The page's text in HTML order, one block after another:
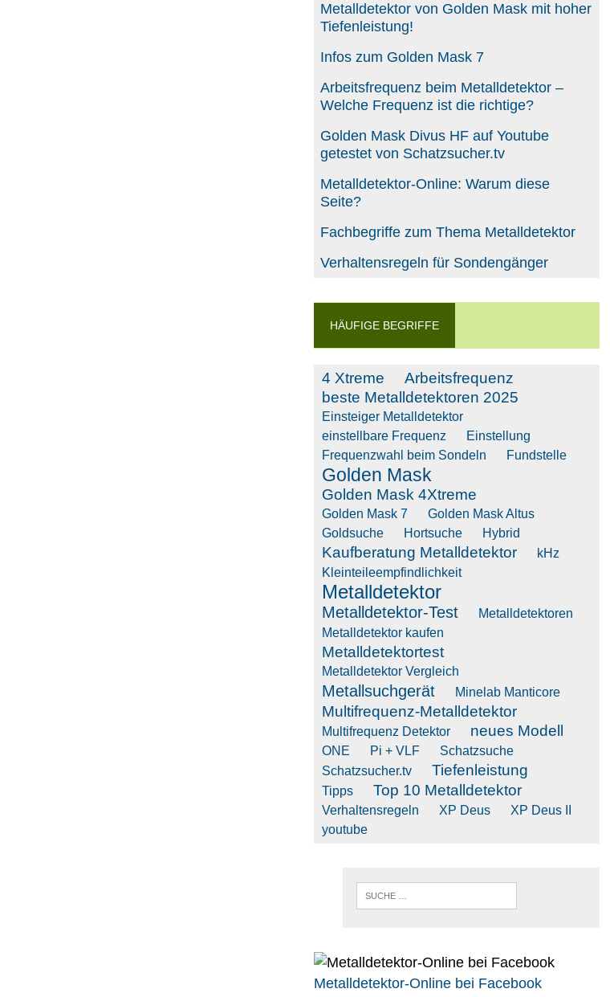
Metalldetektor von Golden Mask mit hoher
Tiefenleistung!
Infos zum Golden Mask 7
Arbeitsfrequenz beim Metalldetektor –
Welche Frequenz ist die richtige?
Golden Mask Divus HF auf Youtube
getestet von Schatzsucher.tv
Metalldetektor-Online: Warum diese
Seite?
Fachbegriffe zum Thema Metalldetektor
Verhaltensregeln für Sondengänger
HÄUFIGE BEGRIFFE
4 Xtreme
Arbeitsfrequenz
beste Metalldetektoren 2025
Einsteiger Metalldetektor
einstellbare Frequenz
Einstellung
Frequenzwahl beim Sondeln
Fundstelle
Golden Mask
Golden Mask 4Xtreme
Golden Mask 7
Golden Mask Altus
Goldsuche
Hortsuche Hybrid
Kaufberatung Metalldetektor
kHz
Kleinteileempfindlichkeit
Metalldetektor
Metalldetektor-Test
Metalldetektoren
Metalldetektor kaufen
Metalldetektortest
Metalldetektor Vergleich
Metallsuchgerät Minelab Manticore
Multifrequenz-Metalldetektor
Multifrequenz Detektor neues Modell
ONE Pi + VLF
Schatzsuche
Schatzsucher.tv
Tiefenleistung
Tipps Top 10 Metalldetektor
Verhaltensregeln XP Deus
XP Deus II
youtube
Metalldetektor-Online bei Facebook